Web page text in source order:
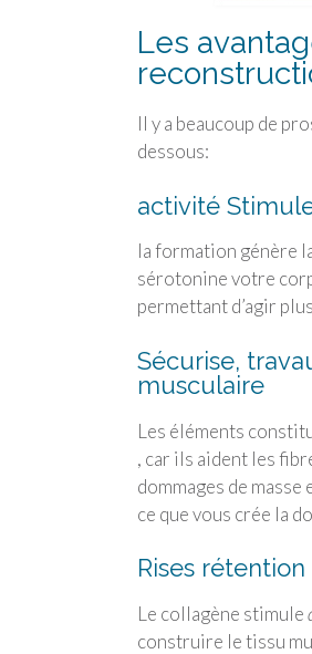
Les
Il y a beaucoup de
dessous:
activité
la formation génère
sérotonine votre
permettant d’agir
Sécurise,
musculaire
Les éléments
, car ils aident les
dommages de
ce que vous crée la
Rises
Le collagène stimule
construire le tissu